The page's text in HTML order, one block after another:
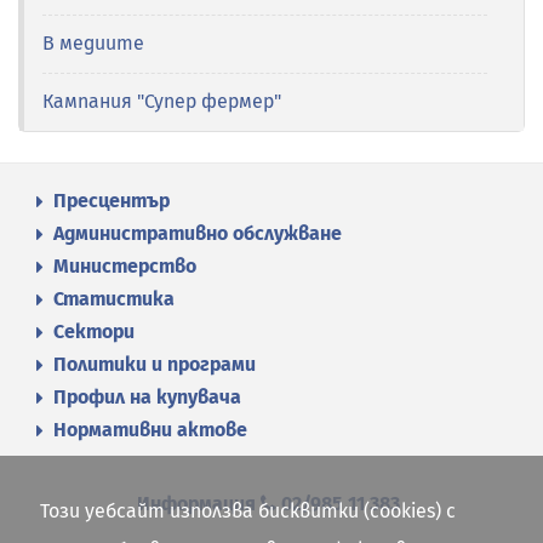
В медиите
Кампания "Супер фермер"
Пресцентър
Административно обслужване
Министерство
Статистика
Сектори
Политики и програми
Профил на купувача
Нормативни актове
Информация 02/985 11 383
Този уебсайт използва бисквитки (cookies) с